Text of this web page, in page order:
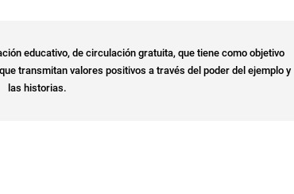
educativo, de circulación gratuita, que tiene como objetivo
transmitan valores positivos a través del poder del ejemplo y
las historias.